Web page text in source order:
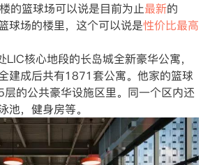
的篮球场可以说是目前为止最新的
球场的楼里，这个可以说是性价比最高
核心地段的长岛城全新豪华公寓，
建成后共有1871套公寓。他家的篮球
的公共豪华设施区里。同一个区内还
池，健身房等。